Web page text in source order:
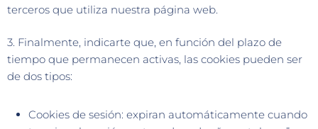
terceros que utiliza nuestra página web.
3. Finalmente, indicarte que, en función del plazo de
tiempo que permanecen activas, las cookies pueden ser
de dos tipos:
Cookies de sesión: expiran automáticamente cuando